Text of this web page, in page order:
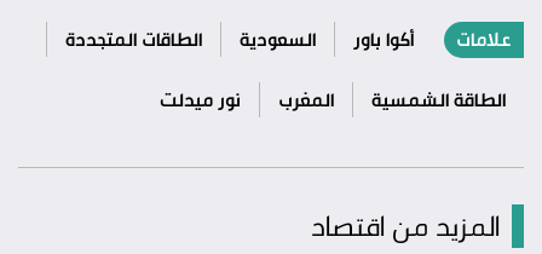
علامات أكوا باور السعودية
الطاقات المتجددة
الطاقة الشمسية
المغرب نور ميدلت
المزيد من اقتصاد